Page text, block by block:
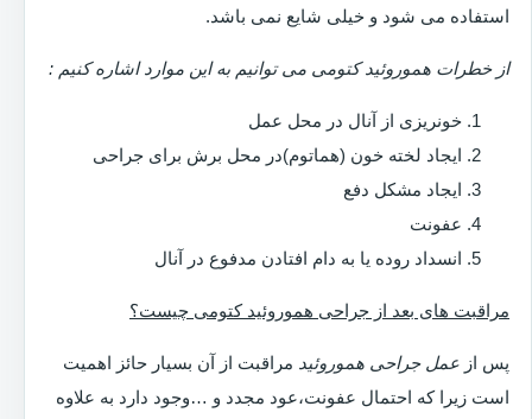
استفاده می شود و خیلی شایع نمی باشد.
از خطرات هموروئید کتومی می توانیم به این موارد اشاره کنیم :
خونریزی از آنال در محل عمل
ایجاد لخته خون (هماتوم)در محل برش برای جراحی
ایجاد مشکل دفع
عفونت
انسداد روده یا به دام افتادن مدفوع در آنال
مراقبت های بعد از جراحی هموروئید کتومی چیست؟
پس از عمل جراحی هموروئید مراقبت از آن بسیار حائز اهمیت
است زیرا که احتمال عفونت،عود مجدد و …وجود دارد به علاوه